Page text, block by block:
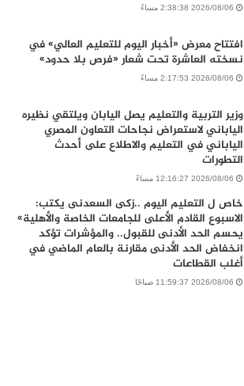
2026/08/06 2:38:38 مساءً
افتتاح معرض «أخبار اليوم للتعليم العالي» في
نسخته العاشرة تحت شعار «فرص بلا حدود»
2026/08/06 2:17:53 مساءً
وزير التربية والتعليم يصل اليابان ويلتقي نظيره
الياباني لاستعراض نجاحات التعاون المصري
الياباني في التعليم والاطلاع على أحدث
التطورات
2026/08/06 12:16:27 مساءً
خاص ل التعليم اليوم ..زكى السعدنى يكتب:
الاسبوع القادم الأعلى للجامعات الخاصة والأهلية»
يحسم الحد الأدنى للقبول.. والمؤشرات تؤكد
انخفاض الحد الأدنى مقارنة بالعام الماضي في
أغلب القطاعات
2026/08/06 11:59:37 صباحًا